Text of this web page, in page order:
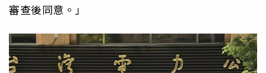
審查後同意。」